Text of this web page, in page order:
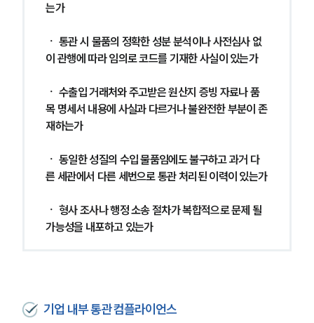
는가
ㆍ 통관 시 물품의 정확한 성분 분석이나 사전심사 없
이 관행에 따라 임의로 코드를 기재한 사실이 있는가
ㆍ 수출입 거래처와 주고받은 원산지 증빙 자료나 품
목 명세서 내용에 사실과 다르거나 불완전한 부분이 존
재하는가
ㆍ 동일한 성질의 수입 물품임에도 불구하고 과거 다
른 세관에서 다른 세번으로 통관 처리된 이력이 있는가
ㆍ 형사 조사나 행정 소송 절차가 복합적으로 문제 될
가능성을 내포하고 있는가
기업 내부 통관 컴플라이언스